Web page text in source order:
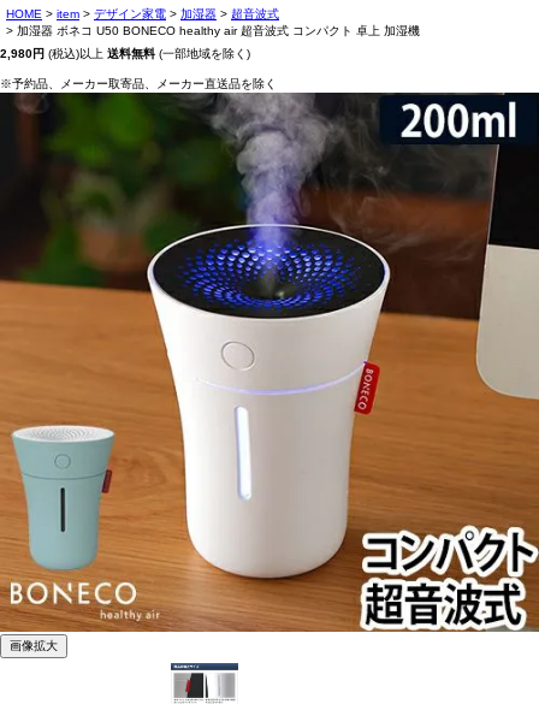
HOME item デザイン家電 加湿器
超音波式
加湿器 ボネコ U50 BONECO healthy air 超音波式 コンパクト 卓上 加湿機
2,980円 (税込)以上 送料無料 (一部地域を除く)
※予約品、メーカー取寄品、メーカー直送品を除く
画像拡大